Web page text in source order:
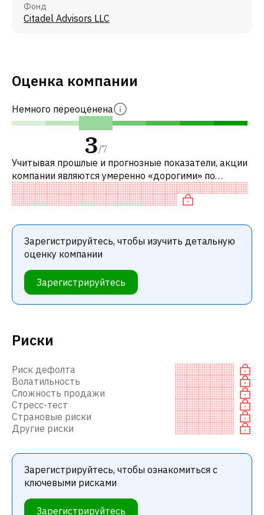
Фонд
Citadel Advisors LLC
Риски
Риск дефолта
Волатильность
Сложность продажи
Стресс-тест
Страновые риски
Другие риски
Зарегистрируйтесь, чтобы ознакомиться с
ключевыми рисками
Зарегистрируйтесь
Оценка компании
Немного переоценена
3/7
Учитывая прошлые и прогнозные показатели, акции
компании являются умеренно «дорогими» по
сравнению с аналогичными компаниями. В
частности, акция компании разумно оценена
Зарегистрируйтесь, чтобы изучить детальную
оценку компании
Зарегистрируйтесь